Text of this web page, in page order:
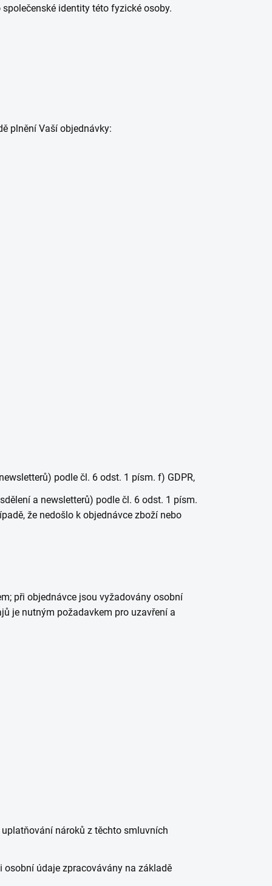
identity této fyzické osoby.
plnění Vaší objednávky:
podle čl. 6 odst. 1 písm. f) GDPR,
a newsletterů) podle čl. 6 odst. 1 písm.
že nedošlo k objednávce zboží nebo
při objednávce jsou vyžadovány osobní
je nutným požadavkem pro uzavření a
nároků z těchto smluvních
osobní údaje zpracovávány na základě